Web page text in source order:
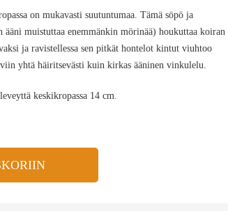
on mukavasti suutuntumaa. Tämä söpö ja
muistuttaa enemmänkin mörinää) houkuttaa koiran
ja ravistellessa sen pitkät hontelot kintut viuhtoo
yhtä häiritsevästi kuin kirkas ääninen vinkulelu.
keskikropassa 14 cm.